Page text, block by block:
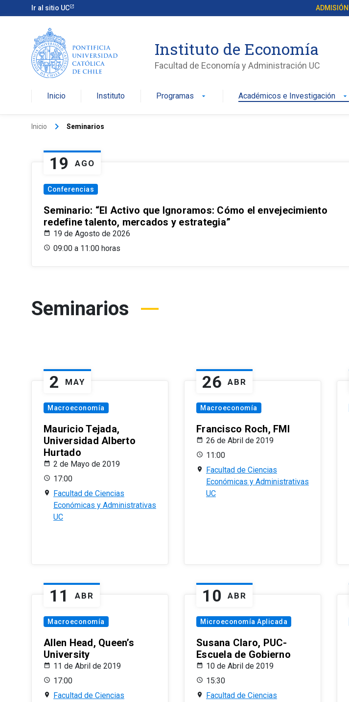
Ir al sitio UC ADMISIÓN
Instituto de Economía
Facultad de Economía y Administración UC
Inicio Instituto Programas arrow_drop_down Académicos e Investigación arrow_drop_down
Inicio keyboard_arrow_right Seminarios
19 AGO
Conferencias
Seminario: “El Activo que Ignoramos: Cómo el envejecimiento
redefine talento, mercados y estrategia”
19 de Agosto de 2026
09:00 a 11:00 horas
Seminarios
2 MAY
Macroeconomía
Mauricio Tejada,
Universidad Alberto
Hurtado
2 de Mayo de 2019
17:00
Facultad de Ciencias
Económicas y Administrativas
UC
26 ABR
Macroeconomía
Francisco Roch, FMI
26 de Abril de 2019
11:00
Facultad de Ciencias
Económicas y Administrativas
UC
11 ABR
Macroeconomía
Allen Head, Queen’s
University
11 de Abril de 2019
17:00
Facultad de Ciencias
10 ABR
Microeconomía Aplicada
Susana Claro, PUC-
Escuela de Gobierno
10 de Abril de 2019
15:30
Facultad de Ciencias